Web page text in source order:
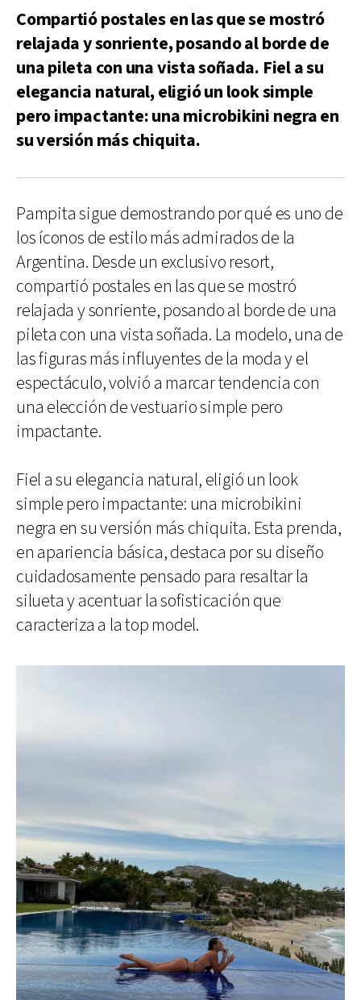
Compartió postales en las que se mostró
relajada y sonriente, posando al borde de
una pileta con una vista soñada. Fiel a su
elegancia natural, eligió un look simple
pero impactante: una microbikini negra en
su versión más chiquita.
Pampita sigue demostrando por qué es uno de
los íconos de estilo más admirados de la
Argentina. Desde un exclusivo resort,
compartió postales en las que se mostró
relajada y sonriente, posando al borde de una
pileta con una vista soñada. La modelo, una de
las figuras más influyentes de la moda y el
espectáculo, volvió a marcar tendencia con
una elección de vestuario simple pero
impactante.
Fiel a su elegancia natural, eligió un look
simple pero impactante: una microbikini
negra en su versión más chiquita. Esta prenda,
en apariencia básica, destaca por su diseño
cuidadosamente pensado para resaltar la
silueta y acentuar la sofisticación que
caracteriza a la top model.